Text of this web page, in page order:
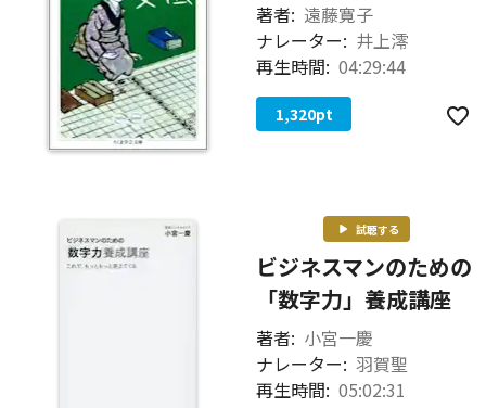
著者: 遠藤寛子
ナレーター: 井上澪
再生時間: 04:29:44
1,320pt
試聴する
ビジネスマンのための
「数字力」養成講座
著者: 小宮一慶
ナレーター: 羽賀聖
再生時間: 05:02:31